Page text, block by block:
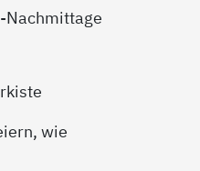
Nachmittage
wie